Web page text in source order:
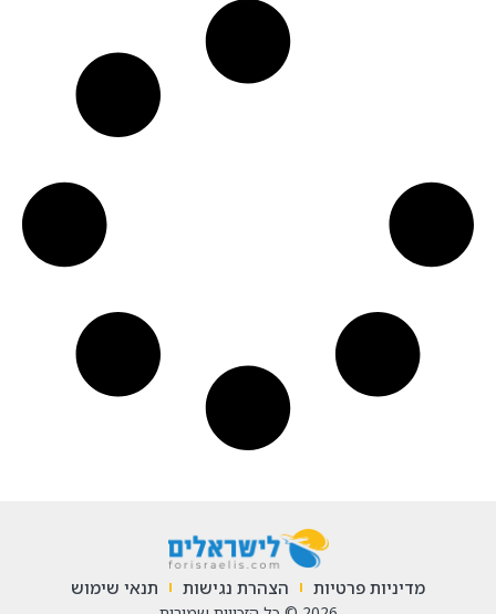
מדיניות פרטיות הצהרת נגישות תנאי שימוש